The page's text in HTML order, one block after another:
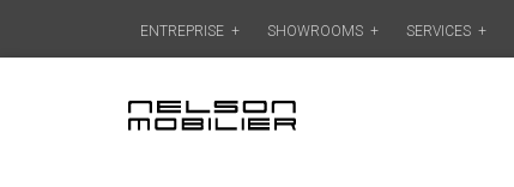
ENTREPRISE + SHOWROOMS + SERVICES +